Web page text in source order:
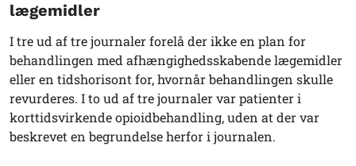
lægemidler
I tre ud af tre journaler forelå der ikke en plan for
behandlingen med afhængighedsskabende lægemidler
eller en tidshorisont for, hvornår behandlingen skulle
revurderes. I to ud af tre journaler var patienter i
korttidsvirkende opioidbehandling, uden at der var
beskrevet en begrundelse herfor i journalen.